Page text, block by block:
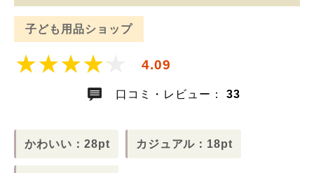
子ども用品ショップ
4.09
口コミ・レビュー： 33
かわいい：28pt カジュアル：18pt